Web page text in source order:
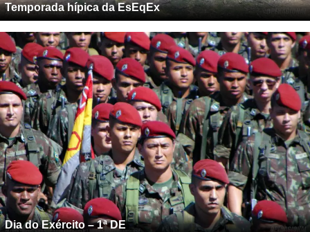
Temporada hípica da EsEqEx
Dia do Exército – 1ª DE